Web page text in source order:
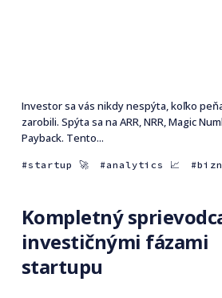
Investor sa vás nikdy nespýta, koľko
zarobili. Spýta sa na ARR, NRR, Magic
Payback. Tento...
startup 🚀 analytics 📈
Kompletný
investičnými fázami
startupu